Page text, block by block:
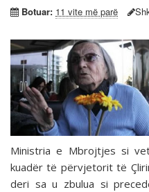
Botuar: 11 vite më parë
Ministria e Mbrojtjes si
kuadër të përvjetorit të
deri sa u zbulua si